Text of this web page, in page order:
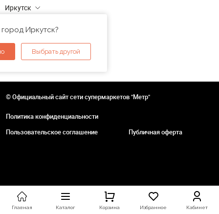
Иркутск
Иркутск?
Выбрать другой
© Официальный сайт сети супермаркетов "Метр"
Политика конфиденциальности
Пользовательское соглашение
Публичная оферта
Главная Каталог Корзина Избранное Кабинет